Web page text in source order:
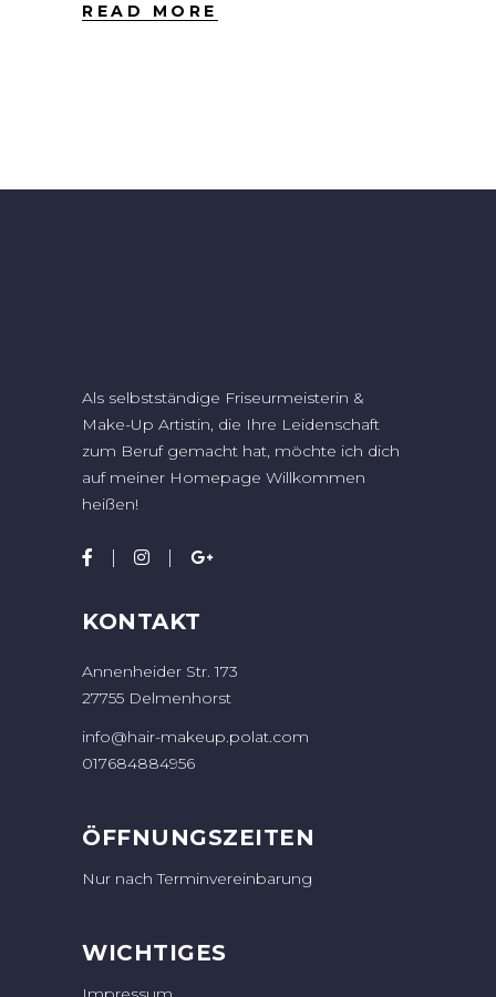
READ MORE
Als selbstständige Friseurmeisterin &
Make-Up Artistin, die Ihre Leidenschaft
zum Beruf gemacht hat, möchte ich dich
auf meiner Homepage Willkommen
heißen!
KONTAKT
Annenheider Str. 173
27755 Delmenhorst
info@hair-makeup.polat.com
017684884956
ÖFFNUNGSZEITEN
Nur nach Terminvereinbarung
WICHTIGES